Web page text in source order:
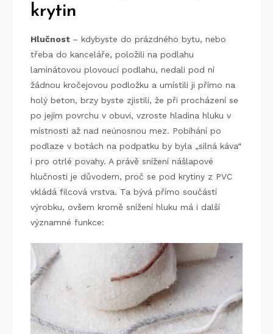
krytin
Hlučnost – kdybyste do prázdného bytu, nebo
třeba do kanceláře, položili na podlahu
laminátovou plovoucí podlahu, nedali pod ní
žádnou kročejovou podložku a umístili ji přímo na
holý beton, brzy byste zjistili, že při procházení se
po jejím povrchu v obuvi, vzroste hladina hluku v
místnosti až nad neúnosnou mez. Pobíhání po
podlaze v botách na podpatku by byla „silná káva“
i pro otrlé povahy. A právě snížení nášlapové
hlučnosti je důvodem, proč se pod krytiny z PVC
vkládá filcová vrstva. Ta bývá přímo součástí
výrobku, ovšem kromě snížení hluku má i další
významné funkce: